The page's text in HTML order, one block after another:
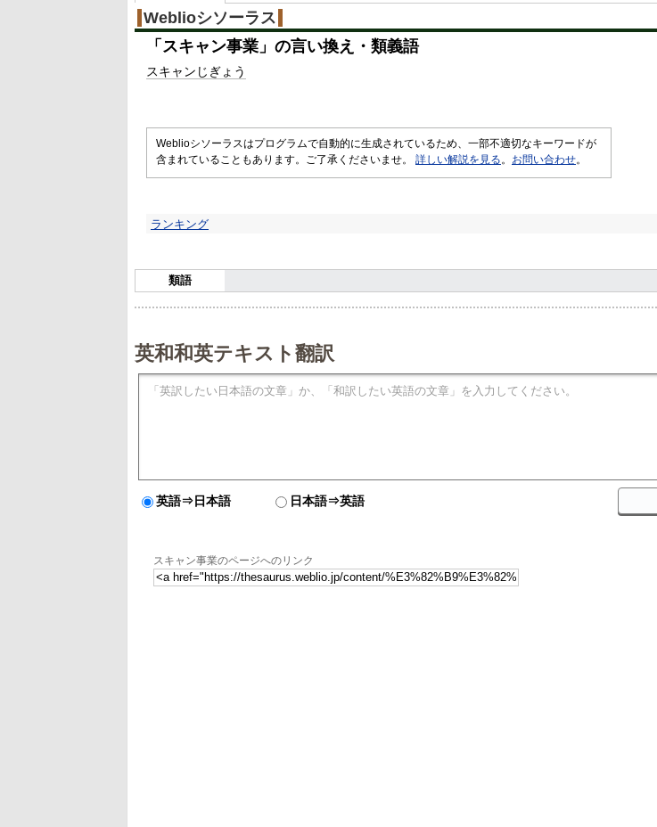
Weblioシソーラス
「 スキャン事業 」の言い換え・類義語
スキャン じぎょう
Weblioシソーラスはプログラムで自動的に生成されているため、一部不適切なキーワードが
含まれていることもあります。ご了承くださいませ。 詳しい解説を見る 。 お問い合わせ。
ランキング
類語
英和和英テキスト翻訳
英語⇒日本語 日本語⇒英語
スキャン事業のページへのリンク